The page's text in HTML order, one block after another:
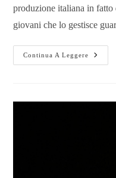
produzione italiana in
giovani che lo gestisce
Continua A Leggere